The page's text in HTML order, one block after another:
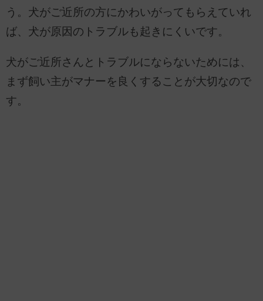
う。犬がご近所の方にかわいがってもらえていれ
ば、犬が原因のトラブルも起きにくいです。
犬がご近所さんとトラブルにならないためには、
まず飼い主がマナーを良くすることが大切なので
す。